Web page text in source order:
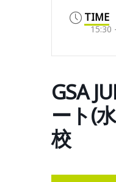
TIME
15:30
GSA
ート(
校